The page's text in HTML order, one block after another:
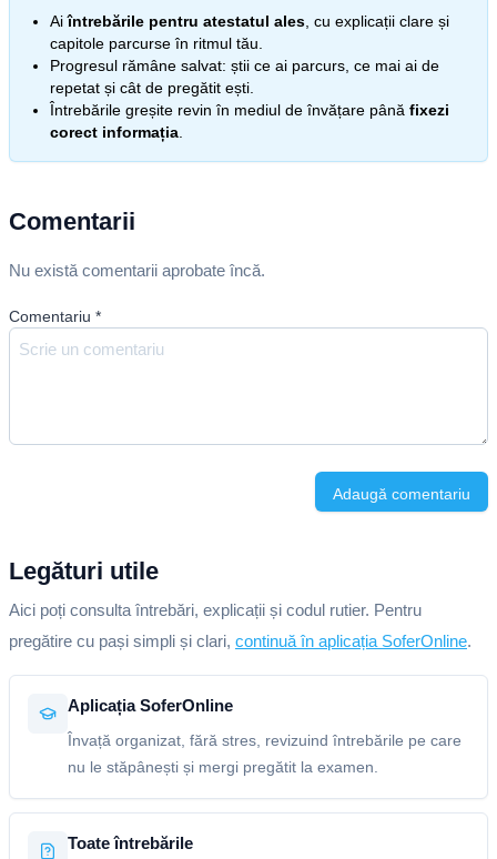
Aiîntrebările pentru atestatul ales , cu explicații clare și
capitole parcurse în ritmul tău.
Progresul rămâne salvat: știi ce ai parcurs, ce mai ai de
repetat și cât de pregătit ești.
Întrebările greșite revin în mediul de învățare până fixezi
corect informația
Comentarii
Nu există comentarii aprobate încă.
Comentariu *
Adaugă comentariu
Legături utile
Aici poți consulta întrebări, explicații și codul rutier. Pentru
pregătire cu pași simpli și clari, continuă în aplicația SoferOnline.
Aplicația SoferOnline
Învață organizat, fără stres, revizuind întrebările pe care
nu le stăpânești și mergi pregătit la examen.
Toate întrebările